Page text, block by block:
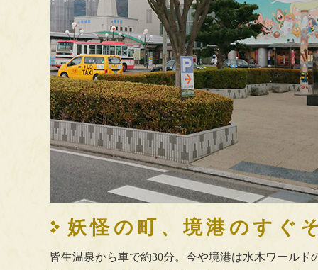
妖怪の町、境港のすぐ
皆生温泉から車で約30分。今や境港は水木ワールド